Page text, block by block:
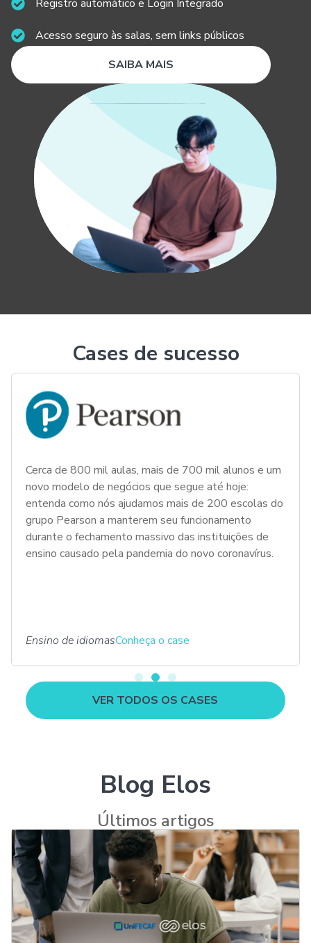
Registro automático e Login Integrado
Acesso seguro às salas, sem links públicos
SAIBA MAIS
Cases de sucesso
Cerca de 800 mil aulas, mais de 700 mil alunos e um
novo modelo de negócios que segue até hoje:
entenda como nós ajudamos mais de 200 escolas do
grupo Pearson a manterem seu funcionamento
durante o fechamento massivo das instituições de
ensino causado pela pandemia do novo coronavírus.
Ensino de idiomasConheça o case
VER TODOS OS CASES
Blog Elos
Últimos artigos